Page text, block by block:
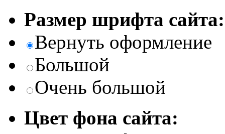
Размер шрифта сайта:
Вернуть оформление
Большой
Очень большой
Цвет фона сайта: